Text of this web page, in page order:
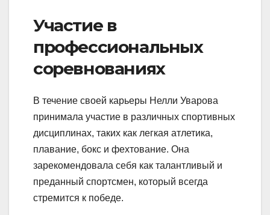
Участие в
профессиональных
соревнованиях
В течение своей карьеры Нелли Уварова
принимала участие в различных спортивных
дисциплинах, таких как легкая атлетика,
плавание, бокс и фехтование. Она
зарекомендовала себя как талантливый и
преданный спортсмен, который всегда
стремится к победе.